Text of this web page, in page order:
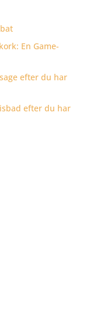
En Game-
efter du har
efter du har